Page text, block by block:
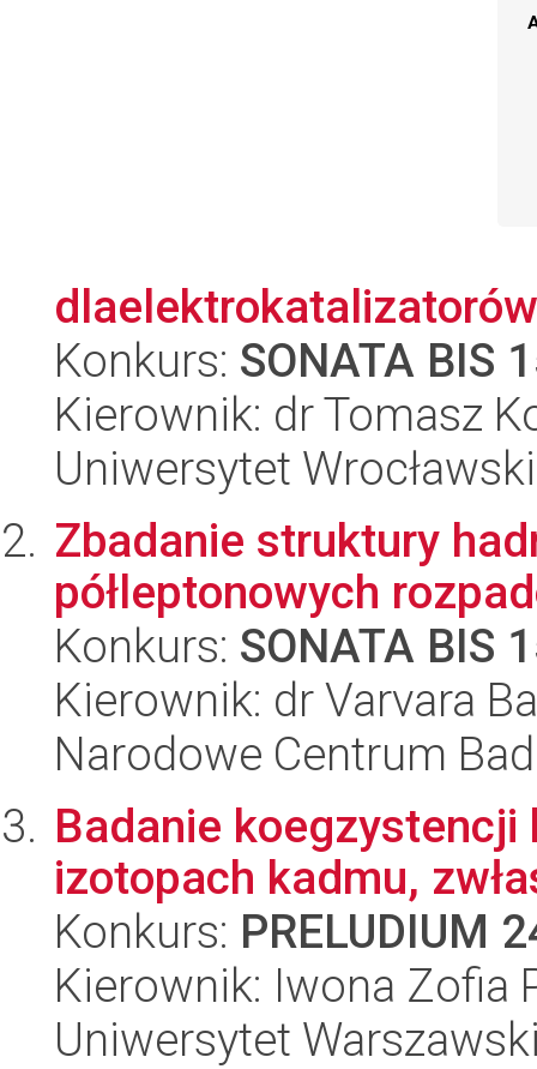
Konkurs: SONATA BIS
Kierownik: dr Tomasz
Uniwersytet Wrocławski
Zbadanie struktury
półleptonowych
Konkurs: SONATA BIS
Kierownik: dr Varvara
Narodowe Centrum
Badanie
izotopach kadmu,
Konkurs: PRELUDIUM
Kierownik: Iwona Zofia
Uniwersytet